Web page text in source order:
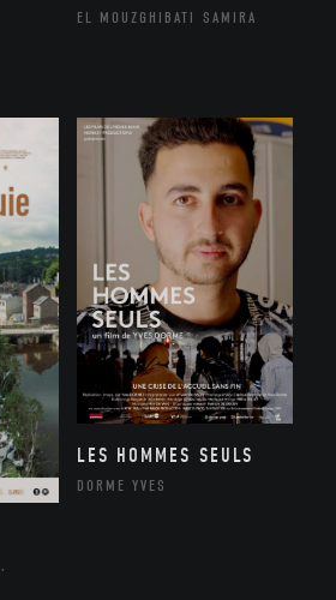
EL MOUZGHIBATI SAMIRA
LES HOMMES SEULS
DORME YVES